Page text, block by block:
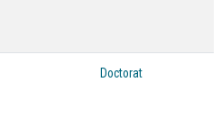
Doctorat